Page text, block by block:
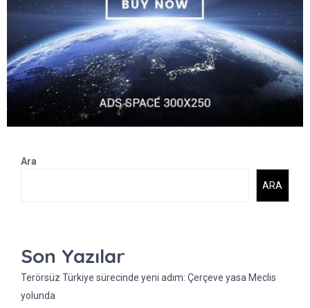
Ara
ARA
Son Yazılar
Terörsüz Türkiye sürecinde yeni adım: Çerçeve yasa Meclis
yolunda